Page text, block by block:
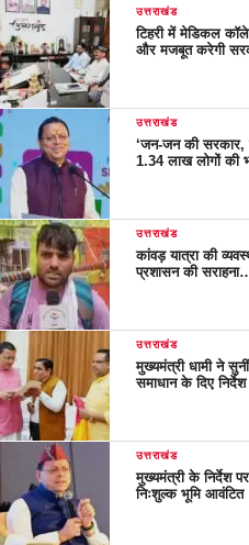
उत्तराखंड
टिहरी में मेडिकल
और मजबूत करेगी
उत्तराखंड
‘जन-जन की सरकार,
1.34 लाख लोगों की
उत्तराखंड
कांवड़ यात्रा की
प्रशासन की
उत्तराखंड
मुख्यमंत्री धामी ने
समाधान के दिए निर्देश
उत्तराखंड
मुख्यमंत्री के निर्देश
निःशुल्क भूमि आवंटित